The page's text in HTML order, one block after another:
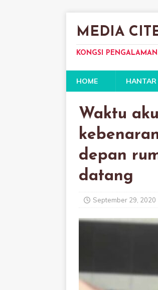
MEDIA
KONGSI
HOME
Waktu
depan
datang
September 29, 2020